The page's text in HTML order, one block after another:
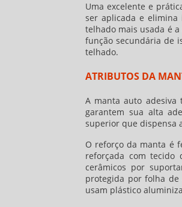
Uma excelente e
ser aplicada e elimina
telhado mais usada é
função secundária de
telhado.
ATRIBUTOS DA
A manta auto adesiva
garantem sua alta
superior que dispensa
O reforço da manta é
reforçada com tecido
cerâmicos por
protegida por folha
usam plástico